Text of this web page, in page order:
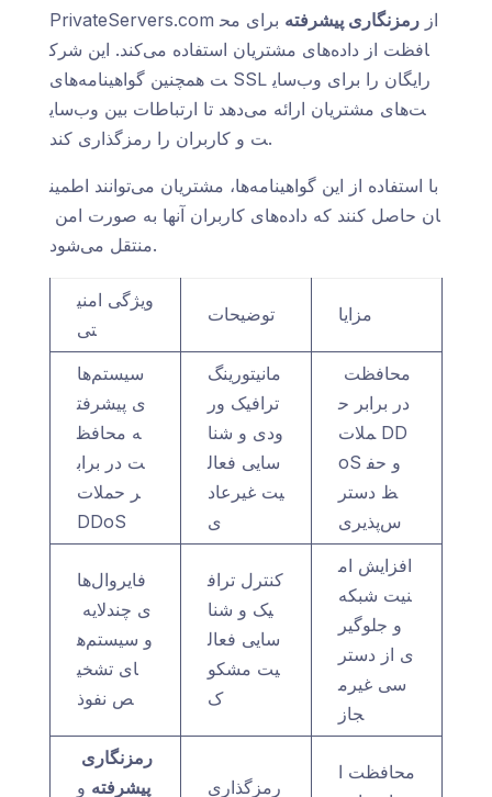
PrivateServers.com ازرمزنگاری پیشرفته برای مح
افظت از داده‌های مشتریان استفاده می‌کند. این شرک
ت همچنین گواهینامه‌های SSL رایگان را برای وب‌سای
ت‌های مشتریان ارائه می‌دهد تا ارتباطات بین وب‌سای
ت و کاربران را رمزگذاری کند.
با استفاده از این گواهینامه‌ها، مشتریان می‌توانند اطمین
ان حاصل کنند که داده‌های کاربران آنها به صورت امن
منتقل می‌شود.
ویژگی امنی
تی
توضیحات مزایا
سیستم‌ها
ی پیشرفت
ه محافظ
ت در براب
ر حملات
DDoS
مانیتورینگ
ترافیک ور
ودی و شنا
سایی فعال
یت غیرعاد
ی
محافظت
در برابر ح
ملات DD
oS و حف
ظ دستر
س‌پذیری
فایروال‌ها
ی چندلایه
و سیستم‌ه
ای تشخی
ص نفوذ
کنترل تراف
یک و شنا
سایی فعال
یت مشکو
ک
افزایش ام
نیت شبکه
و جلوگیر
ی از دستر
سی غیرم
جاز
رمزنگاری
پیشرفته و رمزگذاری
محافظت ا